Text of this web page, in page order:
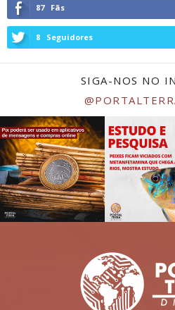
87 Fãs
8 Seguidores
SIGA-NOS NO